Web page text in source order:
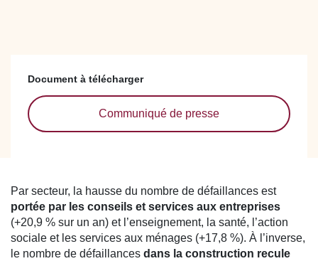
Document à télécharger
Communiqué de presse
Par secteur, la hausse du nombre de défaillances est
portée par les conseils et services aux entreprises
(+20,9 % sur un an) et l’enseignement, la santé, l’action
sociale et les services aux ménages (+17,8 %). À l’inverse,
le nombre de défaillances dans la construction recule